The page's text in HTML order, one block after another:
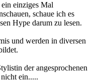
einziges Mal
schaue ich es
Hype darum zu lesen.
und werden in diversen
der angesprochenen
ein.....